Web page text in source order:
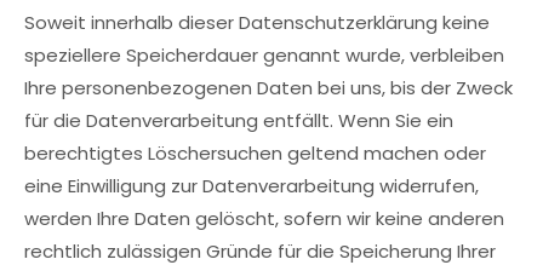
Soweit innerhalb dieser Datenschutzerklärung keine
speziellere Speicherdauer genannt wurde, verbleiben
Ihre personenbezogenen Daten bei uns, bis der Zweck
für die Datenverarbeitung entfällt. Wenn Sie ein
berechtigtes Löschersuchen geltend machen oder
eine Einwilligung zur Datenverarbeitung widerrufen,
werden Ihre Daten gelöscht, sofern wir keine anderen
rechtlich zulässigen Gründe für die Speicherung Ihrer